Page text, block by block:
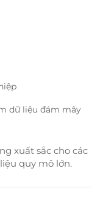
dữ liệu đám mây
xuất sắc cho các
quy mô lớn.